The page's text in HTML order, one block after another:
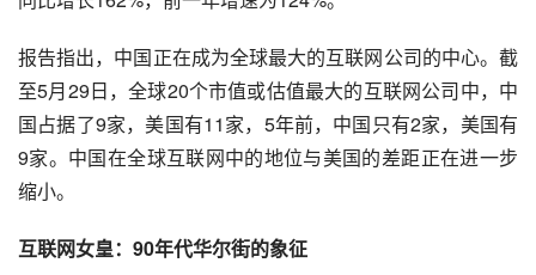
报告指出，中国正在成为全球最大的互联网公司的中心。截
至5月29日，全球20个市值或估值最大的互联网公司中，中
国占据了9家，美国有11家，5年前，中国只有2家，美国有
9家。中国在全球互联网中的地位与美国的差距正在进一步
缩小。
互联网女皇：90年代华尔街的象征